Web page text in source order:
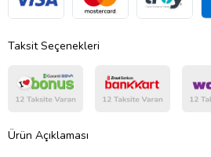
Taksit Seçenekleri
Ürün Açıklaması